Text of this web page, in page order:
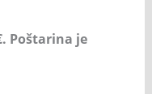
Poštarina je